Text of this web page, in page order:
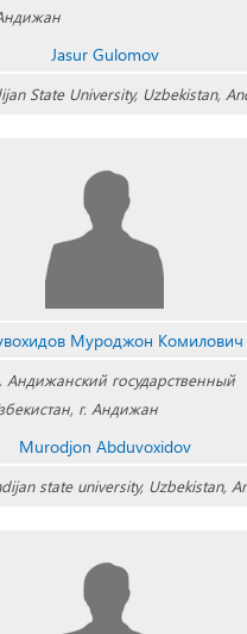
Jasur Gulomov
State University, Uzbekistan,
Муроджон Комилович
Андижанский государственный
г. Андижан
Murodjon Abduvoxidov
state university, Uzbekistan,